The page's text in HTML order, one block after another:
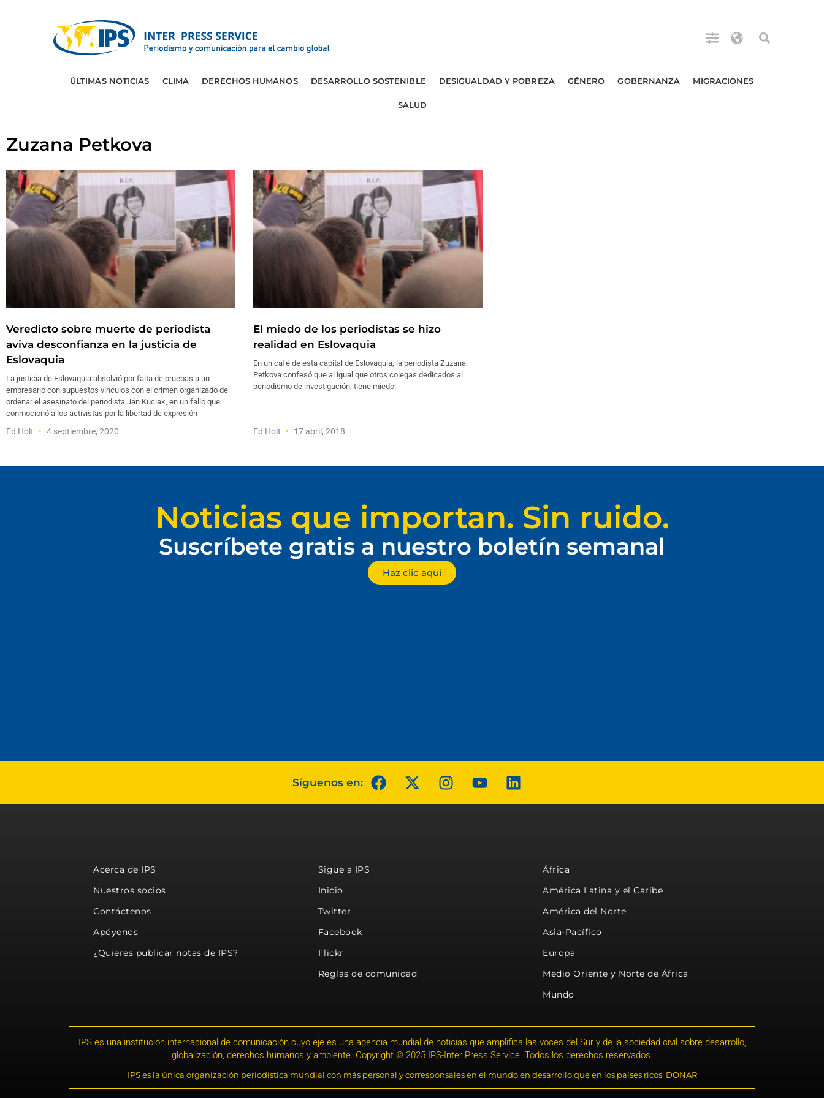
ÚLTIMAS NOTICIAS CLIMA DERECHOS HUMANOS DESARROLLO SOSTENIBLE DESIGUALDAD Y POBREZA GÉNERO GOBERNANZA MIGRACIONES
SALUD
Zuzana Petkova
Veredicto sobre muerte de periodista
aviva desconfianza en la justicia de
Eslovaquia
La justicia de Eslovaquia absolvió por falta de pruebas a un
empresario con supuestos vínculos con el crimen organizado de
ordenar el asesinato del periodista Ján Kuciak, en un fallo que
conmocionó a los activistas por la libertad de expresión
Ed Holt 4 septiembre, 2020
El miedo de los periodistas se hizo
realidad en Eslovaquia
En un café de esta capital de Eslovaquia, la periodista Zuzana
Petkova confesó que al igual que otros colegas dedicados al
periodismo de investigación, tiene miedo.
Ed Holt 17 abril, 2018
Noticias que importan. Sin ruido.
Suscríbete gratis a nuestro boletín semanal
Haz clic aquí
Síguenos en:
Acerca de IPS
Nuestros socios
Contáctenos
Apóyenos
¿Quieres publicar notas de IPS?
Sigue a IPS
Inicio
Twitter
Facebook
Flickr
Reglas de comunidad
África
América Latina y el Caribe
América del Norte
Asia-Pacífico
Europa
Medio Oriente y Norte de África
Mundo
IPS es una institución internacional de comunicación cuyo eje es una agencia mundial de noticias que amplifica las voces del Sur y de la sociedad civil sobre desarrollo,
globalización, derechos humanos y ambiente. Copyright © 2025 IPS-Inter Press Service. Todos los derechos reservados.
IPS es la única organización periodística mundial con más personal y corresponsales en el mundo en desarrollo que en los países ricos. DONAR